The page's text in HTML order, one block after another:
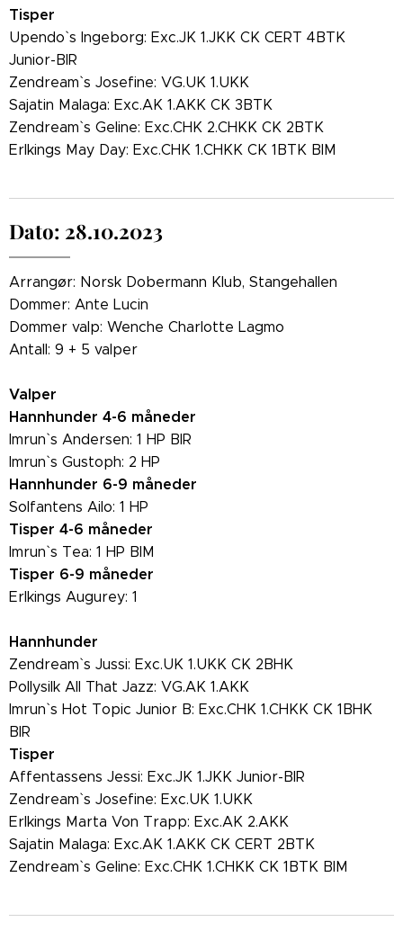
Tisper
Upendo` s Ingeborg: Exc.JK 1.JKK CK CERT 4BTK
Junior-BIR
Zendream` s Josefine: VG.UK 1.UKK
Sajatin Malaga: Exc.AK 1.AKK CK 3BTK
Zendream` s Geline: Exc.CHK 2.CHKK CK 2BTK
Erlkings May Day: Exc.CHK 1.CHKK CK 1BTK BIM
Dato: 28.10.2023
Arrangør: Norsk Dobermann Klub, Stangehallen
Dommer: Ante Lucin
Dommer valp: Wenche Charlotte Lagmo
Antall: 9 + 5 valper
Valper
Hannhunder 4-6 måneder
Imrun` s Andersen: 1 HP BIR
Imrun` s Gustoph: 2 HP
Hannhunder 6-9 måneder
Solfantens Ailo: 1 HP
Tisper 4-6 måneder
Imrun` s Tea: 1 HP BIM
Tisper 6-9 måneder
Erlkings Augurey: 1
Hannhunder
Zendream` s Jussi: Exc.UK 1.UKK CK 2BHK
Pollysilk All That Jazz: VG.AK 1.AKK
Imrun` s Hot Topic Junior B: Exc.CHK 1.CHKK CK 1BHK
BIR
Tisper
Affentassens Jessi: Exc.JK 1.JKK Junior-BIR
Zendream` s Josefine: Exc.UK 1.UKK
Erlkings Marta Von Trapp: Exc.AK 2.AKK
Sajatin Malaga: Exc.AK 1.AKK CK CERT 2BTK
Zendream` s Geline: Exc.CHK 1.CHKK CK 1BTK BIM